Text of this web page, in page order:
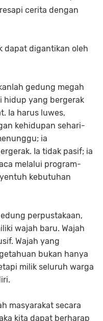
cerita dengan
dapat digantikan oleh
gedung megah
hidup yang bergerak
Ia harus luwes,
kehidupan sehari-
ia
Ia tidak pasif; ia
melalui program-
kebutuhan
perpustakaan,
wajah baru. Wajah
Wajah yang
bukan hanya
milik seluruh warga
masyarakat secara
kita dapat berharap